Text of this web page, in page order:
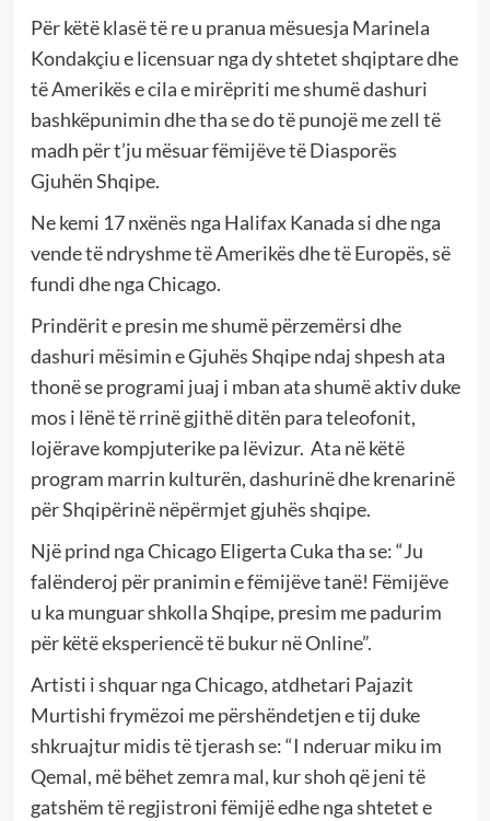
Për këtë klasë të re u pranua mësuesja Marinela
Kondakçiu e licensuar nga dy shtetet shqiptare dhe
të Amerikës e cila e mirëpriti me shumë dashuri
bashkëpunimin dhe tha se do të punojë me zell të
madh për t’ju mësuar fëmijëve të Diasporës
Gjuhën Shqipe.
Ne kemi 17 nxënës nga Halifax Kanada si dhe nga
vende të ndryshme të Amerikës dhe të Europës, së
fundi dhe nga Chicago.
Prindërit e presin me shumë përzemërsi dhe
dashuri mësimin e Gjuhës Shqipe ndaj shpesh ata
thonë se programi juaj i mban ata shumë aktiv duke
mos i lënë të rrinë gjithë ditën para teleofonit,
lojërave kompjuterike pa lëvizur. Ata në këtë
program marrin kulturën, dashurinë dhe krenarinë
për Shqipërinë nëpërmjet gjuhës shqipe.
Një prind nga Chicago Eligerta Cuka tha se: “Ju
falënderoj për pranimin e fëmijëve tanë! Fëmijëve
u ka munguar shkolla Shqipe, presim me padurim
për këtë eksperiencë të bukur në Online”.
Artisti i shquar nga Chicago, atdhetari Pajazit
Murtishi frymëzoi me përshëndetjen e tij duke
shkruajtur midis të tjerash se: “I nderuar miku im
Qemal, më bëhet zemra mal, kur shoh që jeni të
gatshëm të regjistroni fëmijë edhe nga shtetet e